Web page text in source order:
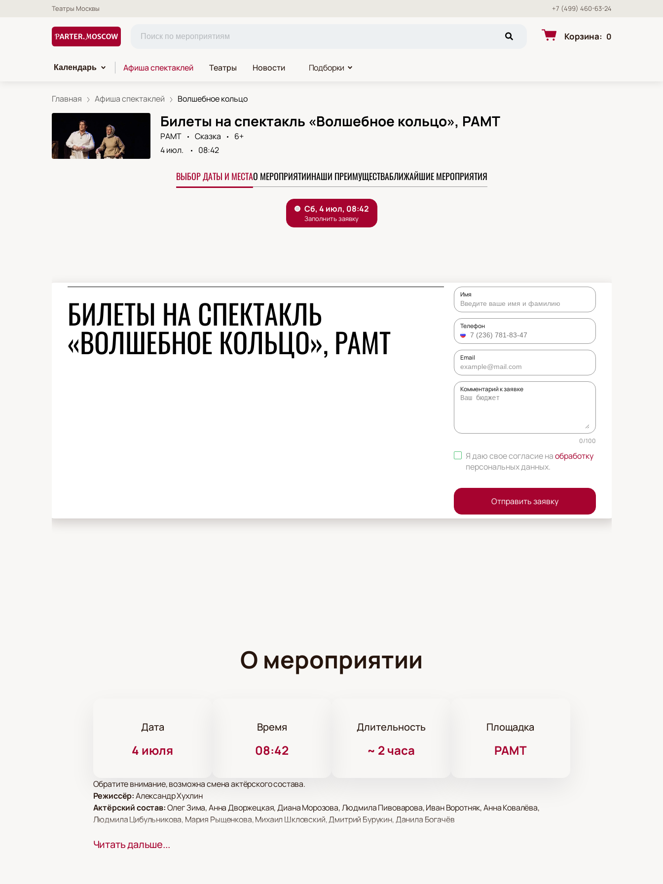
Театры Москвы +7 (499) 460-63-24
Корзина: 0
Календарь Афиша спектаклей Театры Новости Подборки
Главная Афиша спектаклей Волшебное кольцо
Билеты на спектакль «Волшебное кольцо», РАМТ
РАМТ Сказка
6+
4 июл.
08:42
ВЫБОР ДАТЫ И МЕСТАО МЕРОПРИЯТИИНАШИ ПРЕИМУЩЕСТВАБЛИЖАЙШИЕ МЕРОПРИЯТИЯ
БИЛЕТЫ НА СПЕКТАКЛЬ
«ВОЛШЕБНОЕ КОЛЬЦО», РАМТ
Имя
Телефон
Email
Комментарий к заявке
0/100
Я даю свое согласие наобработку
персональных данных.
Отправить заявку
О мероприятии
Дата
4 июля
Время
08:42
Длительность
~ 2 часа
Площадка
РАМТ
Обратите внимание, возможна смена актёрского состава.
Режиссёр:Александр Хухлин
Актёрский состав:Олег Зима, Анна Дворжецкая, Диана Морозова, Людмила Пивоварова, Иван Воротняк, Анна Ковалёва,
Людмила Цибульникова, Мария Рыщенкова, Михаил Шкловский, Дмитрий Бурукин, Данила Богачёв
Билеты на спектакль «Волшебное кольцо» в Москве
Читать дальше...